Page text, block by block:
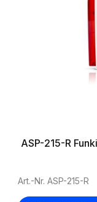
ASP-215-R
Art.-Nr. ASP-215-R